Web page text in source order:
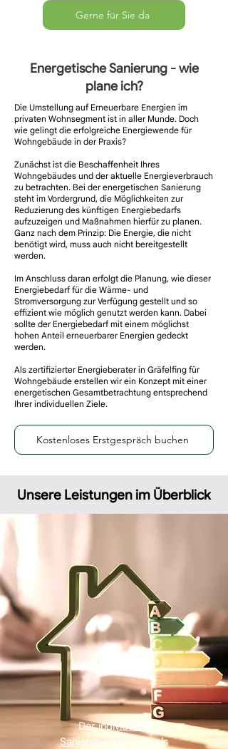
Gerne für Sie da
Energetische Sanierung - wie
plane ich?
Die Umstellung auf Erneuerbare Energien im
privaten Wohnsegment ist in aller Munde. Doch
wie gelingt die erfolgreiche Energiewende für
Wohngebäude in der Praxis?
Zunächst ist die Beschaffenheit Ihres
Wohngebäudes und der aktuelle Energieverbrauch
zu betrachten. Bei der energetischen Sanierung
steht im Vordergrund, die Möglichkeiten zur
Reduzierung des künftigen Energiebedarfs
aufzuzeigen und Maßnahmen hierfür zu planen.
Ganz nach dem Prinzip: Die Energie, die nicht
benötigt wird, muss auch nicht bereitgestellt
werden.
Im Anschluss daran erfolgt die Planung, wie dieser
Energiebedarf für die Wärme- und
Stromversorgung zur Verfügung gestellt und so
effizient wie möglich genutzt werden kann. Dabei
sollte der Energiebedarf mit einem möglichst
hohen Anteil erneuerbarer Energien gedeckt
werden.
Als zertifizierter Energieberater in Gräfelfing für
Wohngebäude erstellen wir ein Konzept mit einer
energetischen Gesamtbetrachtung entsprechend
Ihrer individuellen Ziele.
Kostenloses Erstgespräch buchen
Unsere Leistungen im Überblick
Derindividuelle
Sanierungsfahrplanals